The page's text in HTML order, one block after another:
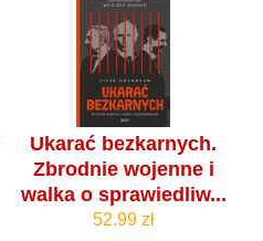
Ukarać bezkarnych.
Zbrodnie wojenne i
walka o sprawiedliw...
52.99 zł